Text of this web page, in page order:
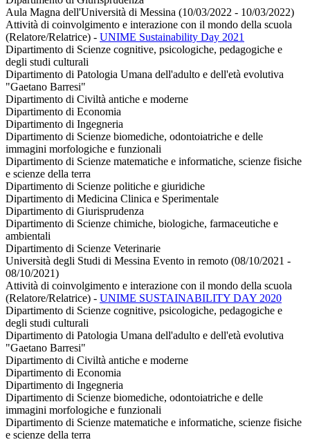
Aula Magna dell'Università di Messina (10/03/2022 - 10/03/2022)
Attività di coinvolgimento e interazione con il mondo della scuola
(Relatore/Relatrice) - UNIME Sustainability Day 2021
Dipartimento di Scienze cognitive, psicologiche, pedagogiche e
degli studi culturali
Dipartimento di Patologia Umana dell'adulto e dell'età evolutiva
"Gaetano Barresi"
Dipartimento di Civiltà antiche e moderne
Dipartimento di Economia
Dipartimento di Ingegneria
Dipartimento di Scienze biomediche, odontoiatriche e delle
immagini morfologiche e funzionali
Dipartimento di Scienze matematiche e informatiche, scienze fisiche
e scienze della terra
Dipartimento di Scienze politiche e giuridiche
Dipartimento di Medicina Clinica e Sperimentale
Dipartimento di Giurisprudenza
Dipartimento di Scienze chimiche, biologiche, farmaceutiche e
ambientali
Dipartimento di Scienze Veterinarie
Università degli Studi di Messina Evento in remoto (08/10/2021 -
08/10/2021)
Attività di coinvolgimento e interazione con il mondo della scuola
(Relatore/Relatrice) - UNIME SUSTAINABILITY DAY 2020
Dipartimento di Scienze cognitive, psicologiche, pedagogiche e
degli studi culturali
Dipartimento di Patologia Umana dell'adulto e dell'età evolutiva
"Gaetano Barresi"
Dipartimento di Civiltà antiche e moderne
Dipartimento di Economia
Dipartimento di Ingegneria
Dipartimento di Scienze biomediche, odontoiatriche e delle
immagini morfologiche e funzionali
Dipartimento di Scienze matematiche e informatiche, scienze fisiche
e scienze della terra